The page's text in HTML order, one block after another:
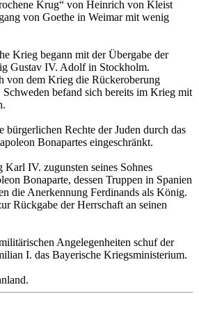
Krug“ von Heinrich von Kleist
von Goethe in Weimar mit wenig
Krieg begann mit der Übergabe der
Gustav IV. Adolf in Stockholm.
von dem Krieg die Rückeroberung
Schweden befand sich bereits im Krieg mit
Rechte der Juden durch das
Bonapartes eingeschränkt.
IV. zugunsten seines Sohnes
Bonaparte, dessen Truppen in Spanien
die Anerkennung Ferdinands als König.
Rückgabe der Herrschaft an seinen
Angelegenheiten schuf der
I. das Bayerische Kriegsministerium.